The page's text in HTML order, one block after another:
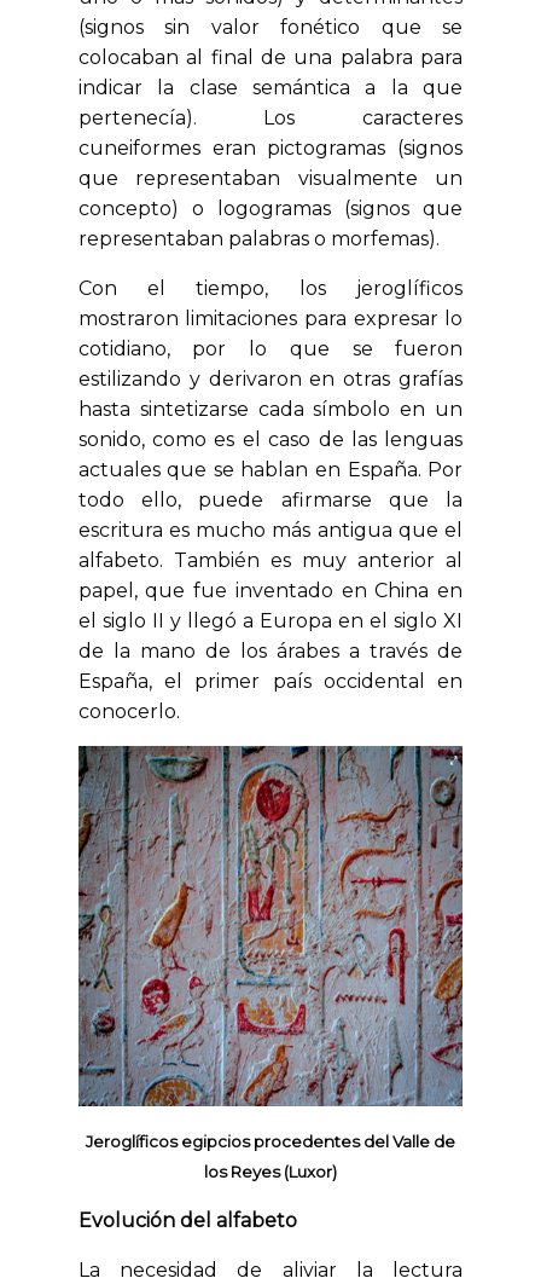
(signos sin valor fonético que se
colocaban al final de una palabra para
indicar la clase semántica a la que
pertenecía). Los caracteres
cuneiformes eran pictogramas (signos
que representaban visualmente un
concepto) o logogramas (signos que
representaban palabras o morfemas).
Con el tiempo, los jeroglíficos
mostraron limitaciones para expresar lo
cotidiano, por lo que se fueron
estilizando y derivaron en otras grafías
hasta sintetizarse cada símbolo en un
sonido, como es el caso de las lenguas
actuales que se hablan en España. Por
todo ello, puede afirmarse que la
escritura es mucho más antigua que el
alfabeto. También es muy anterior al
papel, que fue inventado en China en
el siglo II y llegó a Europa en el siglo XI
de la mano de los árabes a través de
España, el primer país occidental en
conocerlo.
Jeroglíficos egipcios procedentes del Valle de
los Reyes (Luxor)
Evolución del alfabeto
La necesidad de aliviar la lectura